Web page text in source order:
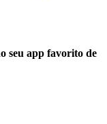
seu app favorito de